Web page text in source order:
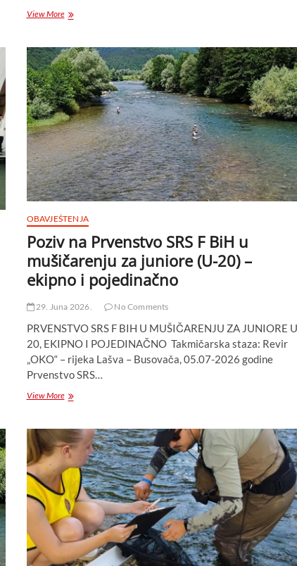
View MoreZavršena
liga
Bosne
i
Hercegovine
za
2026.
godine
OBAVJEŠTENJA
Poziv na Prvenstvo SRS F BiH u
mušičarenju za juniore (U-20) –
ekipno i pojedinačno
29. Juna 2026. No Comments
PRVENSTVO SRS F BIH U MUŠIČARENJU ZA JUNIORE
20, EKIPNO I POJEDINAČNO Takmičarska staza: Revir
„OKO“ – rijeka Lašva – Busovača, 05.07-2026 godine
Prvenstvo SRS…
View MorePoziv
SRS
F
BiH
u
mušičarenju
za
juniore
(U-
20)
–
ekipno